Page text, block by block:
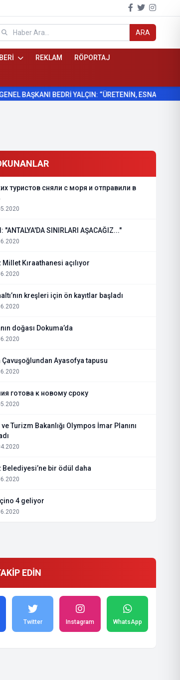
ARA
REKLAM RÖPORTAJ
BEDRİ YALÇIN: “ÜRETENİN, ESNAFIN VE
туристов сняли с моря и отправили в
"ANTALYA'DA SINIRLARI AŞACAĞIZ..."
Millet Kıraathanesi açılıyor
kreşleri için ön kayıtlar başladı
doğası Dokuma’da
Çavuşoğlundan Ayasofya tapusu
готова к новому сроку
Turizm Bakanlığı Olympos İmar Planını
Belediyesi’ne bir ödül daha
4 geliyor
EDİN
Twitter Instagram WhatsApp